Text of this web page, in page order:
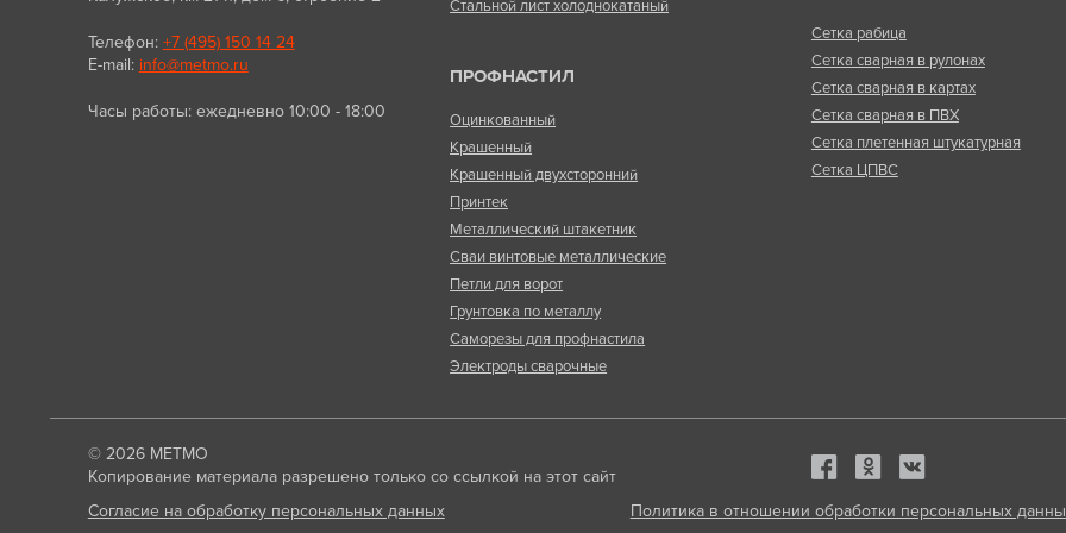
Телефон: +7 (495) 150 14 24
E-mail: info@metmo.ru
Часы работы: ежедневно 10:00 - 18:00
Стальной лист холоднокатаный
ПРОФНАСТИЛ
Оцинкованный
Крашенный
Крашенный двухсторонний
Принтек
Металлический штакетник
Сваи винтовые металлические
Петли для ворот
Грунтовка по металлу
Саморезы для профнастила
Электроды сварочные
Сетка рабица
Сетка сварная в рулонах
Сетка сварная в картах
Сетка сварная в ПВХ
Сетка плетенная штукатурная
Сетка ЦПВС
© 2026 МЕТМО
Копирование материала разрешено только со ссылкой на этот сайт
Согласие на обработку персональных данных
Политика в отношении обработки персональных